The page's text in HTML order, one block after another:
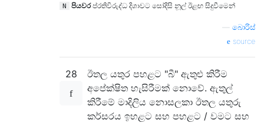
N පියවරප්රතිවිරුද්ධ දිශාවට සෝදිසි නූල් ඊළඟ සිදුවීමෙන්
බොරිස්
source
28
ඊතල යතුර පහළට "බී" ඇතුළු කිරීම
අපේක්ෂිත හැසිරීමක් නොවේ. ඇතුල්
කිරීමේ මාදිලිය නොසලකා ඊතල යතුරු
කර්සරය ඉහළට සහ පහළට / වමට සහ